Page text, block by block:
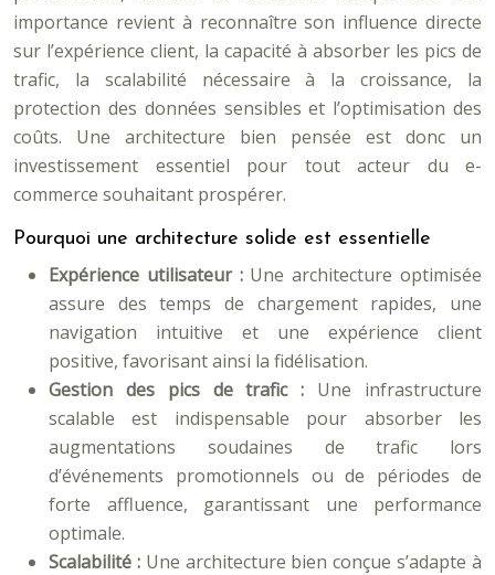
importance revient à reconnaître son influence directe
sur l’expérience client, la capacité à absorber les pics de
trafic, la scalabilité nécessaire à la croissance, la
protection des données sensibles et l’optimisation des
coûts. Une architecture bien pensée est donc un
investissement essentiel pour tout acteur du e-
commerce souhaitant prospérer.
Pourquoi une architecture solide est essentielle
Expérience utilisateur : Une architecture optimisée
assure des temps de chargement rapides, une
navigation intuitive et une expérience client
positive, favorisant ainsi la fidélisation.
Gestion des pics de trafic : Une infrastructure
scalable est indispensable pour absorber les
augmentations soudaines de trafic lors
d’événements promotionnels ou de périodes de
forte affluence, garantissant une performance
optimale.
Scalabilité : Une architecture bien conçue s’adapte à